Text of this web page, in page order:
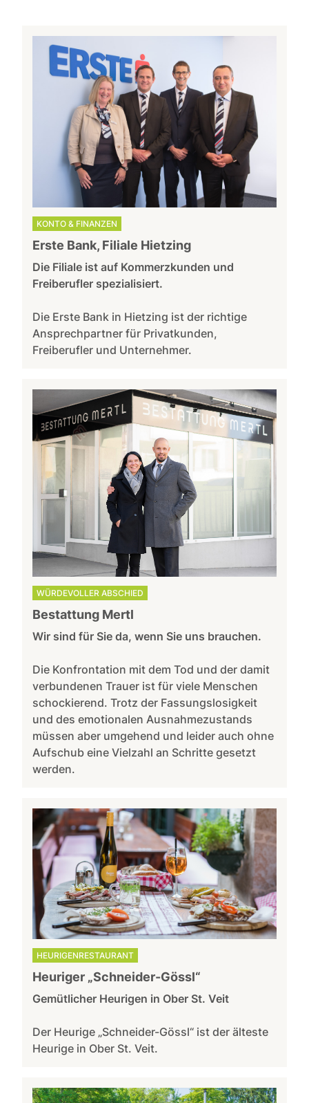
KONTO & FINANZEN
Erste Bank, Filiale Hietzing
Die Filiale ist auf Kommerzkunden und
Freiberufler spezialisiert.
Die Erste Bank in Hietzing ist der richtige
Ansprechpartner für Privatkunden,
Freiberufler und Unternehmer.
WÜRDEVOLLER ABSCHIED
Bestattung Mertl
Wir sind für Sie da, wenn Sie uns brauchen.
Die Konfrontation mit dem Tod und der damit
verbundenen Trauer ist für viele Menschen
schockierend. Trotz der Fassungslosigkeit
und des emotionalen Ausnahmezustands
müssen aber umgehend und leider auch ohne
Aufschub eine Vielzahl an Schritte gesetzt
werden.
HEURIGENRESTAURANT
Heuriger „Schneider-Gössl“
Gemütlicher Heurigen in Ober St. Veit
Der Heurige „Schneider-Gössl“ ist der älteste
Heurige in Ober St. Veit.